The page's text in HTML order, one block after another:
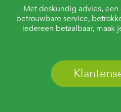
Met deskundig advies,
betrouwbare service,
iedereen betaalbaar, maak